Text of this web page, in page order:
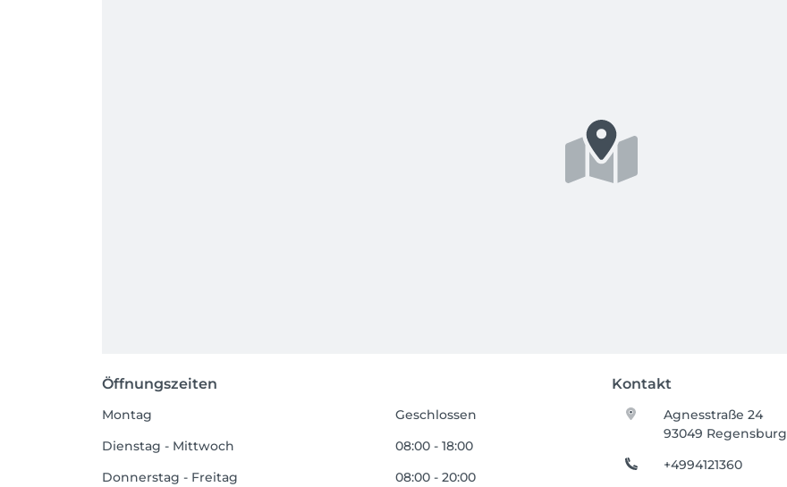
Öffnungszeiten Kontakt
Montag
Geschlossen
Dienstag - Mittwoch
08:00 - 18:00
Donnerstag - Freitag
08:00 - 20:00
Agnesstraße 24
93049 Regensburg
+4994121360